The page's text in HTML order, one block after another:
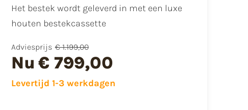
Het bestek wordt geleverd in met een luxe
houten bestekcassette
Adviesprijs € 1.199,00
Nu € 799,00
Levertijd 1-3 werkdagen